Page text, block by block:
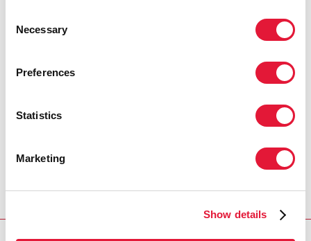
Selection
Necessary
Preferences
Statistics
Marketing
Show details
siempre echaremos infinitamente de menos», señala
el movimiento de la justicia social y el sida que logró
llegar al corazón de muchísimas personas».
ONUSIDA como con otras redes e instituciones a lo
de arriba, con la Directora Ejecutiva de ONUSIDA,